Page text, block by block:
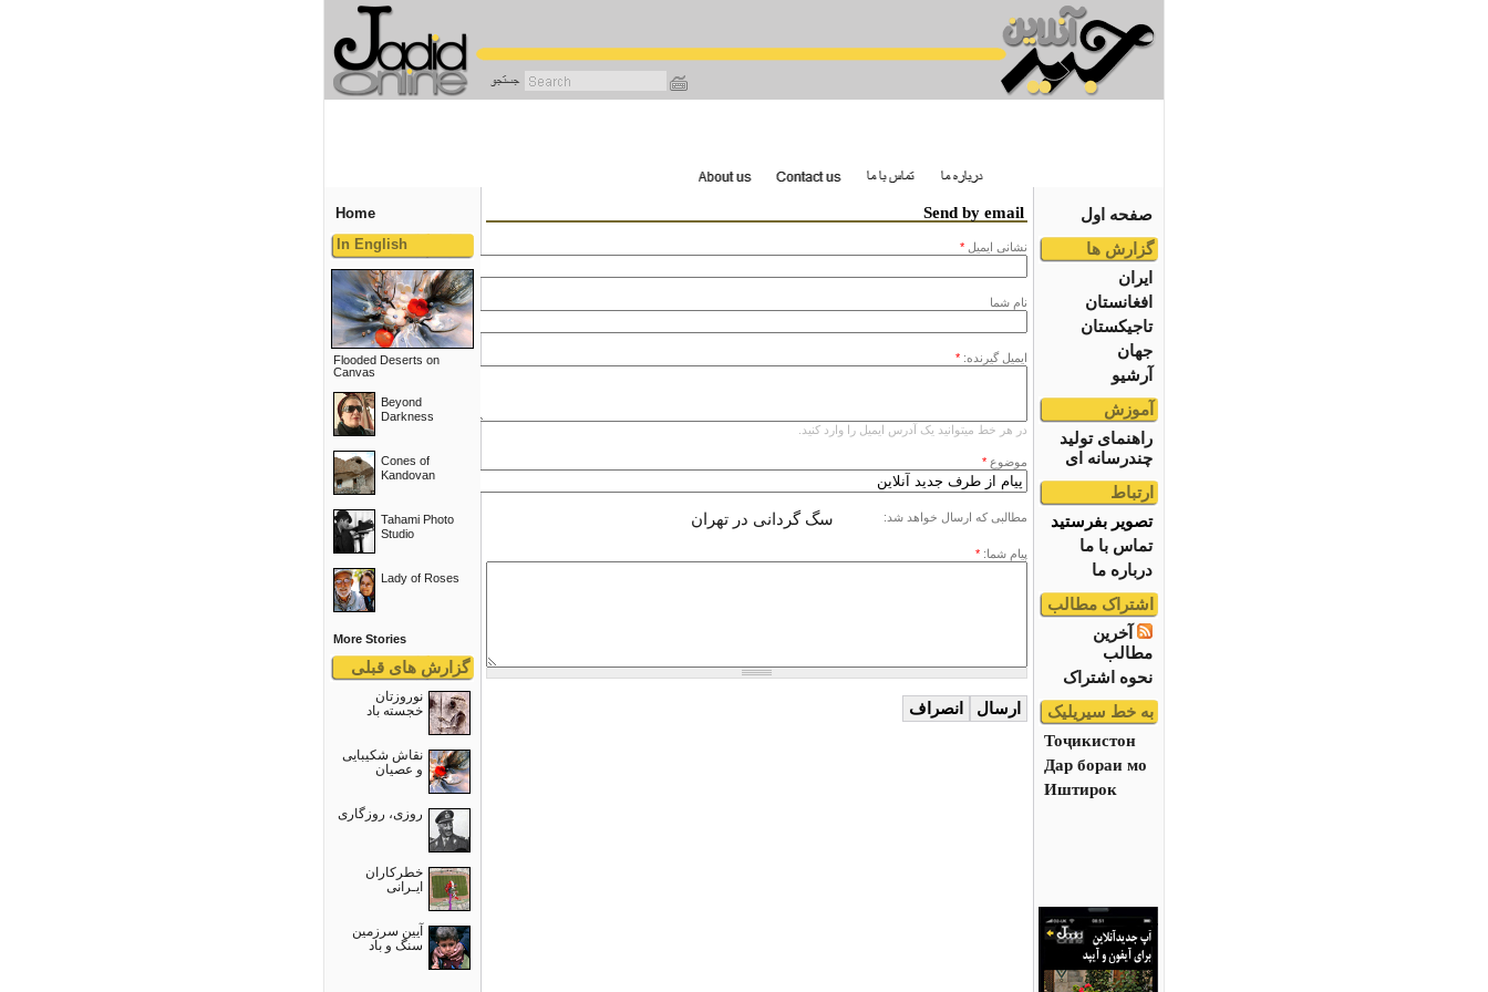
صفحه اول
گزارش ها
ایران
افغانستان
تاجیکستان
جهان
آرشیو
آموزش
راهنمای تولید
چندرسانه ای
ارتباط
تصویر بفرستید
تماس با ما
درباره ما
اشتراک مطالب
آخرین
مطالب
نحوه اشتراک
به خط سیریلیک
Тоҷикистон
Дар бораи мо
Иштирок
Home
In English
Flooded Deserts on
Canvas
Beyond
Darkness
Cones of
Kandovan
Tahami Photo
Studio
Lady of Roses
More Stories
گزارش های قبلی
نوروزتان
خجسته باد
نقاش شکیبایی
و عصيان
روزی، روزگاری
خطرکاران
ایـرانی
آیین سرزمین
سنگ و باد
Send by email
نشانى ايميل *
نام شما
ایمیل گیرنده: *
در هر خط میتوانید یک آدرس ایمیل را وارد کنید.
موضوع *
مطالبی که ارسال خواهد شد: سگ گردانى در تهران
پیام شما: *